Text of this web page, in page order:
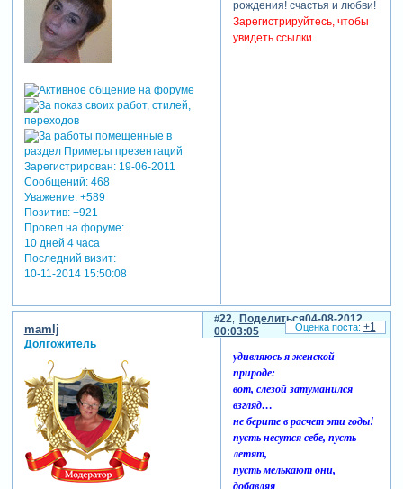
Зарегистрирован: 19-06-2011
Сообщений:468
Уважение: +589
Позитив: +921
Провел на форуме:
10 дней 4 часа
Последний визит:
10-11-2014 15:50:08
рождения! счастья и любви!
Зарегистрируйтесь, чтобы
увидеть ссылки
Поделиться
22
04-08-2012
00:03:05
mamlj
Долгожитель
удивляюсь я женской
природе:
вот, слезой затуманился
взгляд…
не берите в расчет эти годы!
пусть несутся себе, пусть
летят,
пусть мелькают они,
+1